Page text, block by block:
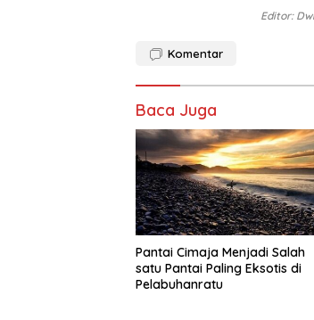
Editor:
Komentar
Baca Juga
Pantai Cimaja Menjadi Salah
satu Pantai Paling Eksotis di
Pelabuhanratu